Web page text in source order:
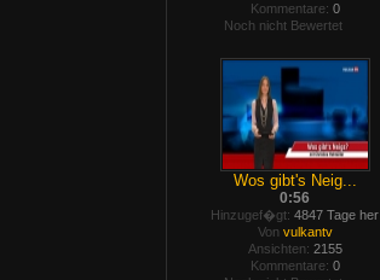
Kommentare: 0
Noch nicht Bewertet
Wos gibt's Neig...
0:56
Hinzugef�gt: 4847 Tage her
Von vulkantv
Ansichten: 2155
Kommentare: 0